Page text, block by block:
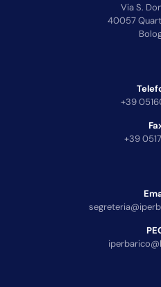
Via S.
40057
+39
+39